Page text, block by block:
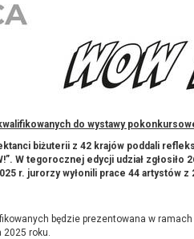
do wystawy
biżuterii z 42 krajów poddali
W tegorocznej edycji udział
r. jurorzy wyłonili prace 44 artystów
będzie prezentowana w
2025 roku.